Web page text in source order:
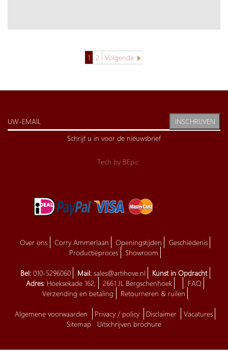
1 2 Volgende
INSCHRIJVEN
Schrijf u in voor de nieuwsbrief
Tech by BEpic
Over ons Corry Ammerlaan Openingstijden
Geschiedenis
Productieproces
Showroom
Bel: 010-5296060 Mail: sales@artihove.nl
Kunst in Opdracht
Adres: Hoeksekade 162, 2661 JL Bergschenhoek
FAQ
Verzending en betaling
Retourneren & ruilen
Algemene voorwaarden Privacy / policy Disclaimer
Vacatures
Sitemap
Uitschrijven brochure